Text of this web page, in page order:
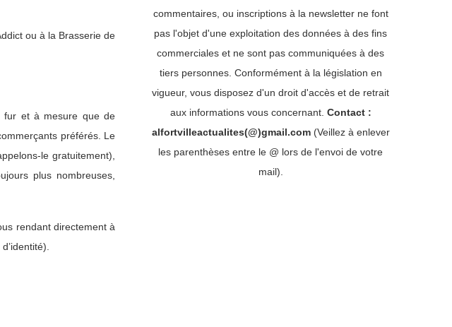
ou à la Brasserie de
fur et à mesure que de
préférés. Le
le gratuitement),
plus nombreuses,
rendant directement à
commentaires, ou inscriptions à la newsletter ne font
pas l'objet d'une exploitation des données à des fins
commerciales et ne sont pas communiquées à des
tiers personnes. Conformément à la législation en
vigueur, vous disposez d'un droit d'accès et de retrait
aux informations vous concernant. Contact :
alfortvilleactualites(@)gmail.com(Veillez à enlever
les parenthèses entre le @ lors de l'envoi de votre
mail).